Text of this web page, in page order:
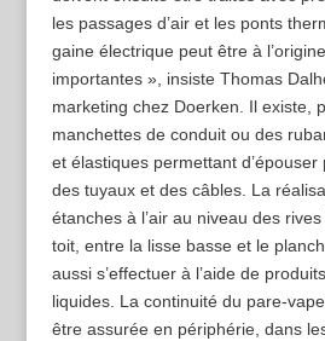
les passages d’air et les ponts
gaine électrique peut être à
importantes », insiste ­Thomas
marketing chez Doerken. Il existe,
manchettes de conduit ou des
et élastiques permettant
des tuyaux et des câbles. La
étanches à l’air au niveau des
toit, entre la lisse basse et le
aussi s’effectuer à l’aide de
liquides. La continuité du pare-­
être assurée en périphérie, dans